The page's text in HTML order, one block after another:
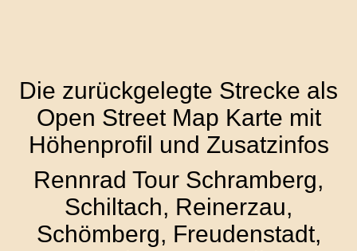
Die zurückgelegte Strecke als
Open Street Map Karte mit
Höhenprofil und Zusatzinfos
Rennrad Tour Schramberg,
Schiltach, Reinerzau,
Schömberg, Freudenstadt,